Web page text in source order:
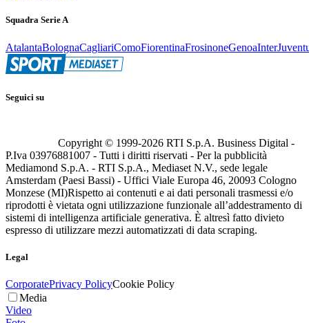
Squadra Serie A
AtalantaBolognaCagliariComoFiorentinaFrosinoneGenoaInter
Seguici su
Copyright © 1999-2026 RTI S.p.A. Business Digital -
P.Iva 03976881007 - Tutti i diritti riservati - Per la pubblicità
Mediamond S.p.A. - RTI S.p.A., Mediaset N.V., sede legale
Amsterdam (Paesi Bassi) - Uffici Viale Europa 46, 20093 Cologno
Monzese (MI)Rispetto ai contenuti e ai dati personali trasmessi e/o
riprodotti è vietata ogni utilizzazione funzionale all’addestramento di
sistemi di intelligenza artificiale generativa. È altresì fatto divieto
espresso di utilizzare mezzi automatizzati di data scraping.
Legal
CorporatePrivacy PolicyCookie Policy
Media
Video